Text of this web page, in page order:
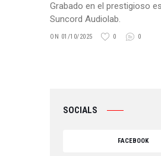
Grabado en el prestigioso
Suncord Audiolab.
ON 01/10/2025 0 0
SOCIALS
FACEBOOK